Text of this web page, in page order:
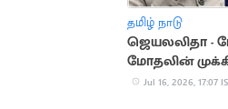
தமிழ் நாடு
ஜெயலலிதா -
மோதலின்
தருணங்கள்
Jul 16, 2026, 17:07